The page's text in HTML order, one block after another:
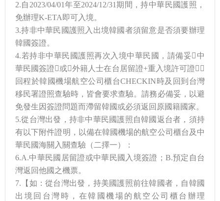
2.自2023/04/01年至2024/12/31期間，持中華民國護照，
免辦理K-ETA即可入境。
3.持非中華民國護照入出境韓國者須留意是否須要辦理
韓國簽證。
4.若持非中華民國護照再次入境中華民國，請備妥中
華民國簽證或外籍人士在台居留證+重入境許可證，
回程於韓國機場航空公司櫃台CHECKIN時及回到台灣
移民署證照查驗時，皆會要求查驗。請務必備妥，以避
免發生因簽證問題而滯留韓國或必須返回原國籍國家。
5.從台灣出發，持非中華民國護照自韓國返台者，須持
有以下附件證明，以備在韓國機場的航空公司櫃台及中
華民國海關入關查驗（二擇一）：
6.A.中華民國居留證或中華民國入境簽證；B.預定自台
灣返回他國之機票。
7.【如：從台灣出發，持美國護照前往韓國者，自韓國
出境回台灣時，在韓國機場的航空公司櫃台辦理